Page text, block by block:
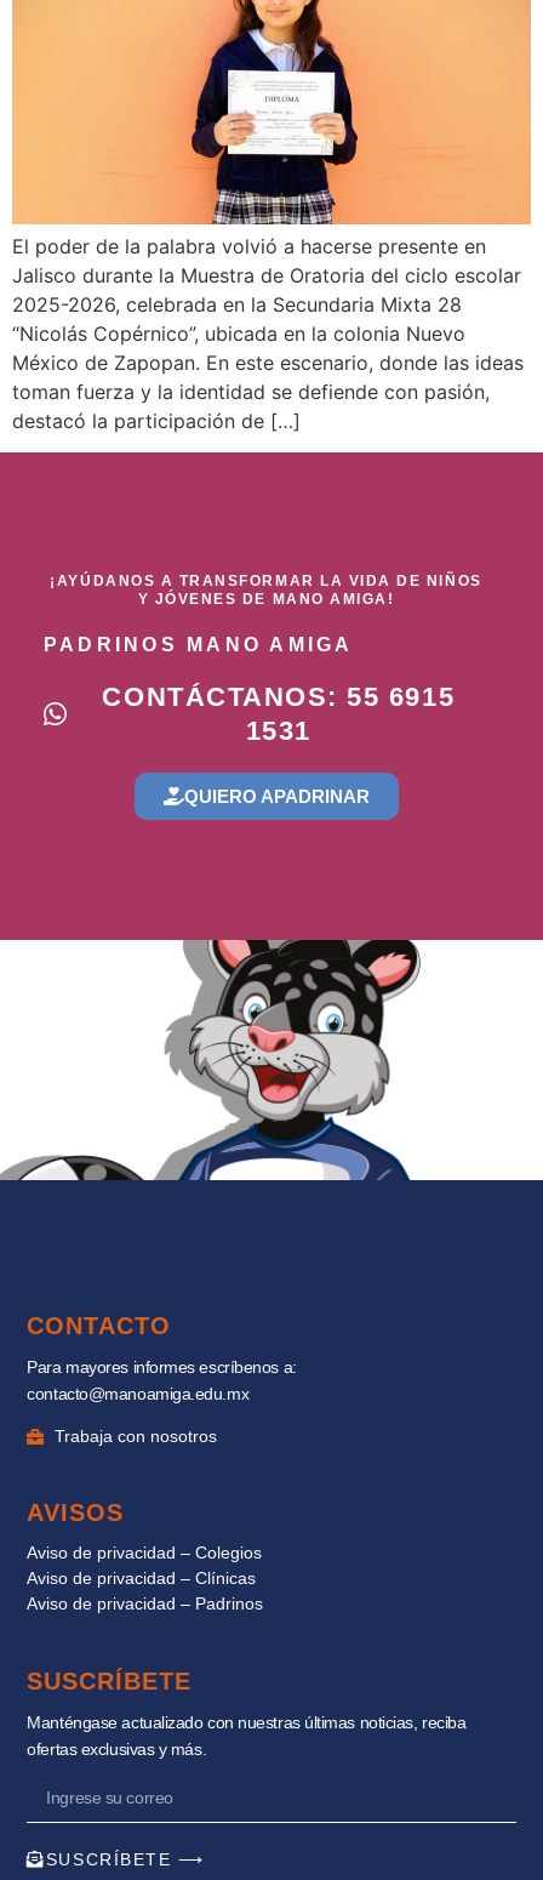
El poder de la palabra volvió a hacerse presente en
Jalisco durante la Muestra de Oratoria del ciclo escolar
2025-2026, celebrada en la Secundaria Mixta 28
“Nicolás Copérnico”, ubicada en la colonia Nuevo
México de Zapopan. En este escenario, donde las ideas
toman fuerza y la identidad se defiende con pasión,
destacó la participación de […]
¡AYÚDANOS A TRANSFORMAR LA VIDA DE NIÑOS
Y JÓVENES DE MANO AMIGA!
PADRINOS MANO AMIGA
CONTÁCTANOS: 55 6915
1531
QUIERO APADRINAR
CONTACTO
Para mayores informes escríbenos a:
contacto@manoamiga.edu.mx
Trabaja con nosotros
AVISOS
Aviso de privacidad – Colegios
Aviso de privacidad – Clínicas
Aviso de privacidad – Padrinos
SUSCRÍBETE
Manténgase actualizado con nuestras últimas noticias, reciba
ofertas exclusivas y más.
SUSCRÍBETE ⟶